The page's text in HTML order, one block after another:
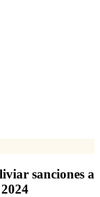
sanciones a